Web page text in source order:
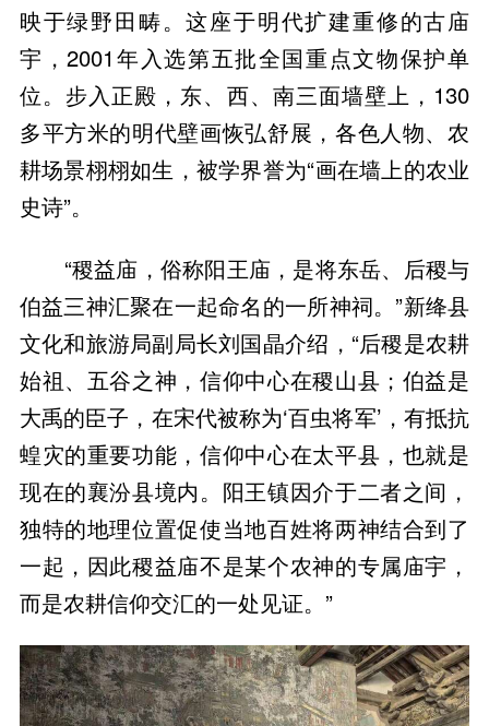
映于绿野田畴。这座于明代扩建重修的古庙
宇，2001年入选第五批全国重点文物保护单
位。步入正殿，东、西、南三面墙壁上，130
多平方米的明代壁画恢弘舒展，各色人物、农
耕场景栩栩如生，被学界誉为“画在墙上的农业
史诗”。
“稷益庙，俗称阳王庙，是将东岳、后稷与
伯益三神汇聚在一起命名的一所神祠。”新绛县
文化和旅游局副局长刘国晶介绍，“后稷是农耕
始祖、五谷之神，信仰中心在稷山县；伯益是
大禹的臣子，在宋代被称为‘百虫将军’，有抵抗
蝗灾的重要功能，信仰中心在太平县，也就是
现在的襄汾县境内。阳王镇因介于二者之间，
独特的地理位置促使当地百姓将两神结合到了
一起，因此稷益庙不是某个农神的专属庙宇，
而是农耕信仰交汇的一处见证。”